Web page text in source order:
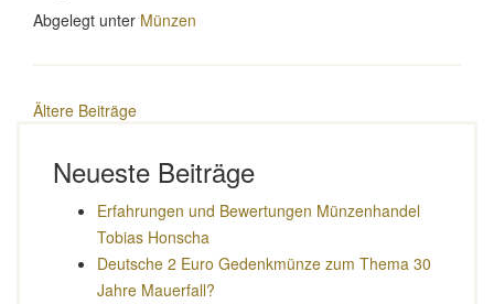
Abgelegt unter Münzen
Beitragsnavigation
Ältere Beiträge
Neueste Beiträge
Erfahrungen und Bewertungen Münzenhandel
Tobias Honscha
Deutsche 2 Euro Gedenkmünze zum Thema 30
Jahre Mauerfall?